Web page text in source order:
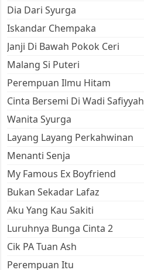
Dia Dari Syurga
Iskandar Chempaka
Janji Di Bawah Pokok Ceri
Malang Si Puteri
Perempuan Ilmu Hitam
Cinta Bersemi Di Wadi Safiyyah
Wanita Syurga
Layang Layang Perkahwinan
Menanti Senja
My Famous Ex Boyfriend
Bukan Sekadar Lafaz
Aku Yang Kau Sakiti
Luruhnya Bunga Cinta 2
Cik PA Tuan Ash
Perempuan Itu